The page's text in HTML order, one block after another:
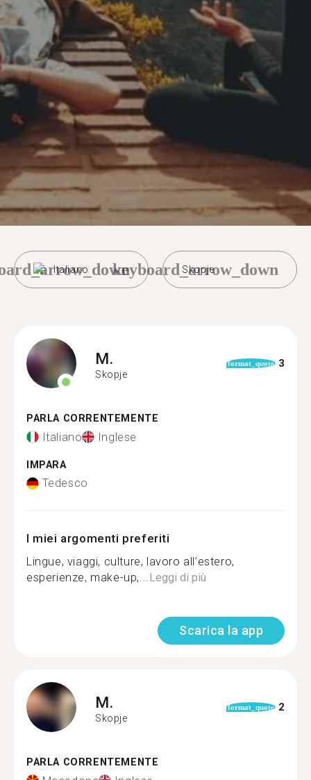
Italiano Skopje
keyboard_arrow_down
M.
Skopje
format_quote 3
PARLA CORRENTEMENTE
Italiano Inglese
IMPARA
Tedesco
I miei argomenti preferiti
Lingue, viaggi, culture, lavoro all’estero,
esperienze, make-up,...Leggi di più
Scarica la app
M.
Skopje
format_quote 2
PARLA CORRENTEMENTE